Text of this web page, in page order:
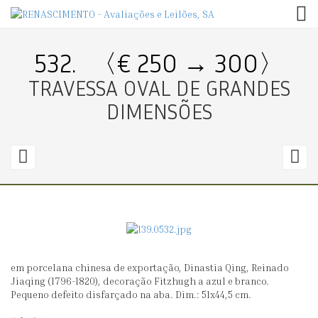
532. 〈€ 250 → 300〉
TRAVESSA OVAL DE GRANDES
DIMENSÕES
〈€
SALVA
ART
em porcelana chinesa de exportação, Dinastia Qing, Reinado
Jiaqing (1796-1820), decoração Fitzhugh a azul e branco.
Pequeno defeito disfarçado na aba. Dim.: 51x44,5 cm.